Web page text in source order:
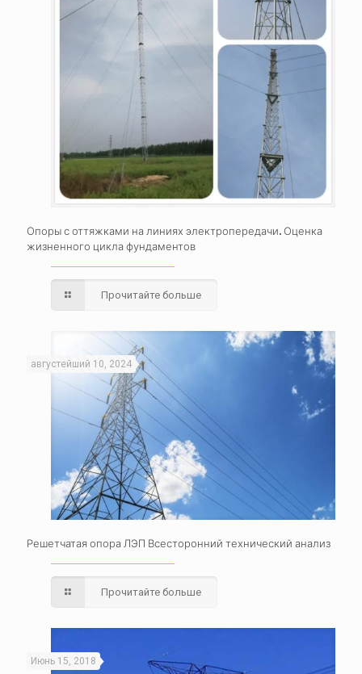
Опоры с оттяжками на линиях электропередачи. Оценка
жизненного цикла фундаментов
Прочитайте больше
августейший 10, 2024
Решетчатая опора ЛЭП Всесторонний технический анализ
Прочитайте больше
Июнь 15, 2018